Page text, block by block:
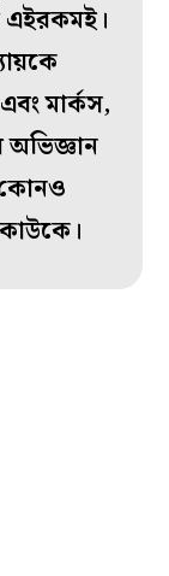
এইরকমই।
মার্কস,
অভিজ্ঞান